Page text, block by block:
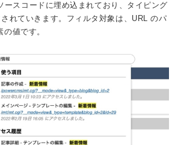
ースコードに埋め込まれており、タイピング
れていきます。フィルタ対象は、URL のパ
値です。